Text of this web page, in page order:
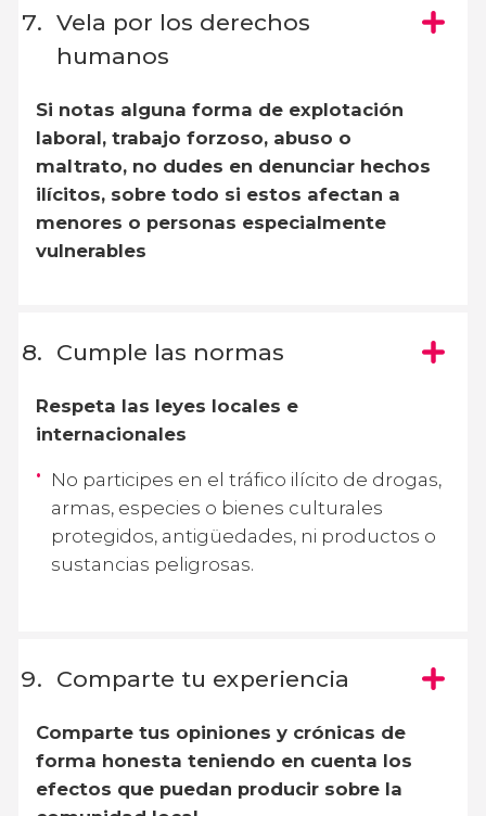
Vela por los derechos
humanos
Si notas alguna forma de explotación
laboral, trabajo forzoso, abuso o
maltrato, no dudes en denunciar hechos
ilícitos, sobre todo si estos afectan a
menores o personas especialmente
vulnerables
Cumple las normas
Respeta las leyes locales e
internacionales
No participes en el tráfico ilícito de drogas,
armas, especies o bienes culturales
protegidos, antigüedades, ni productos o
sustancias peligrosas.
Comparte tu experiencia
Comparte tus opiniones y crónicas de
forma honesta teniendo en cuenta los
efectos que puedan producir sobre la